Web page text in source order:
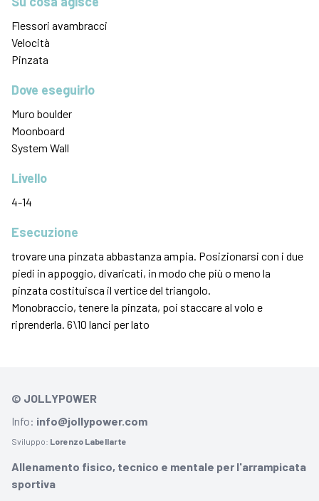
Flessori avambracci
Velocità
Pinzata
Dove eseguirlo
Muro boulder
Moonboard
System Wall
Livello
4-14
Esecuzione
trovare una pinzata abbastanza ampia. Posizionarsi con i due
piedi in appoggio, divaricati, in modo che più o meno la
pinzata costituisca il vertice del triangolo.
Monobraccio, tenere la pinzata, poi staccare al volo e
riprenderla. 6\10 lanci per lato
© JOLLYPOWER
Info: info@jollypower.com
Sviluppo: Lorenzo Labellarte
Allenamento fisico, tecnico e mentale per l'arrampicata
sportiva